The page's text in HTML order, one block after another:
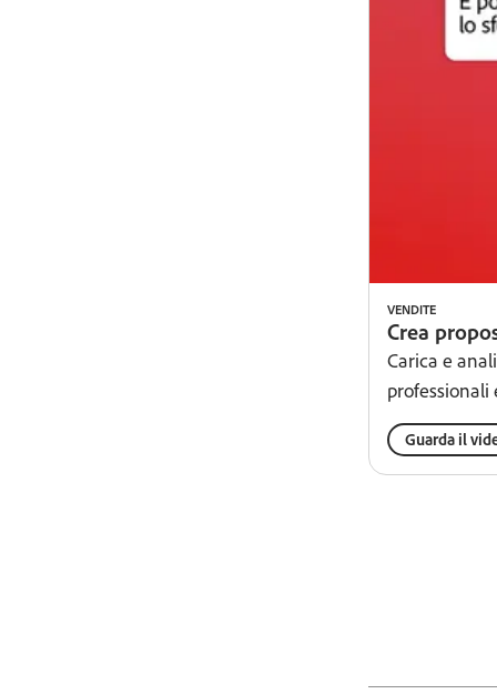
VENDITE
Crea
Carica e
professionali
Guarda il